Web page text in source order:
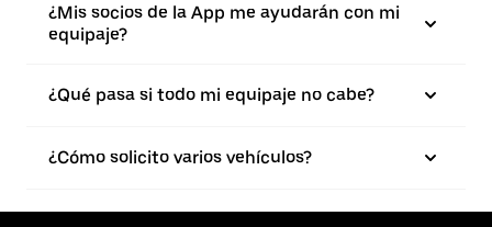
¿Mis socios de la App me ayudarán con mi
equipaje?
¿Qué pasa si todo mi equipaje no cabe?
¿Cómo solicito varios vehículos?